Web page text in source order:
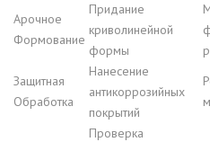
Арочное
Формование
Придание
криволинейной
формы
Защитная
Обработка
Нанесение
антикоррозийных
покрытий
Проверка